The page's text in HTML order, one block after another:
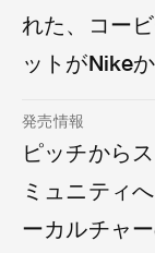
れた、コー
ットがNike
発売情報
ピッチから
ミュニティ
ーカルチャ